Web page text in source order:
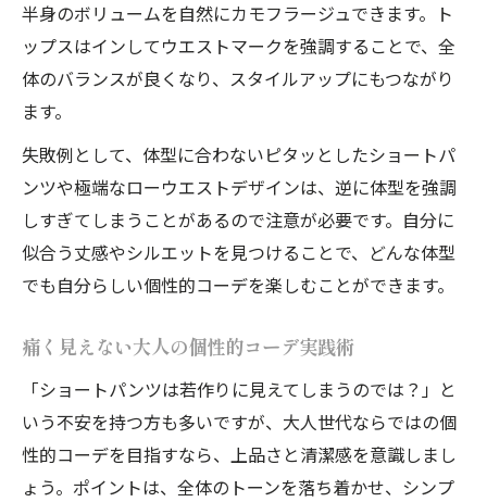
半身のボリュームを自然にカモフラージュできます。ト
ップスはインしてウエストマークを強調することで、全
体のバランスが良くなり、スタイルアップにもつながり
ます。
失敗例として、体型に合わないピタッとしたショートパ
ンツや極端なローウエストデザインは、逆に体型を強調
しすぎてしまうことがあるので注意が必要です。自分に
似合う丈感やシルエットを見つけることで、どんな体型
でも自分らしい個性的コーデを楽しむことができます。
痛く見えない大人の個性的コーデ実践術
「ショートパンツは若作りに見えてしまうのでは？」と
いう不安を持つ方も多いですが、大人世代ならではの個
性的コーデを目指すなら、上品さと清潔感を意識しまし
ょう。ポイントは、全体のトーンを落ち着かせ、シンプ